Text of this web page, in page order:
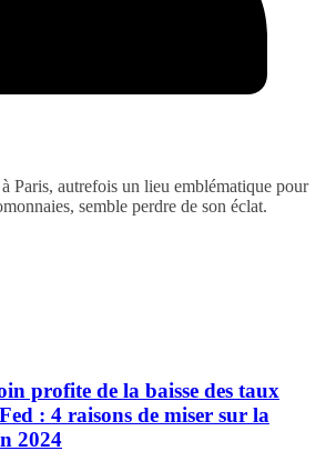
Paris, autrefois un lieu emblématique pour
semble perdre de son éclat.
profite de la baisse des taux
: 4 raisons de miser sur la
2024